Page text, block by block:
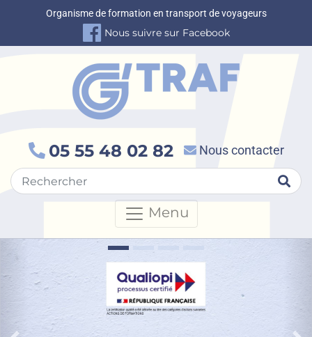
Organisme de formation en transport de voyageurs
Nous suivre sur Facebook
05 55 48 02 82 Nous contacter
Menu